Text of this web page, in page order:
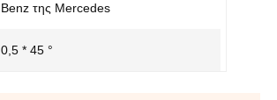
Benz της Mercedes
0,5 * 45 °